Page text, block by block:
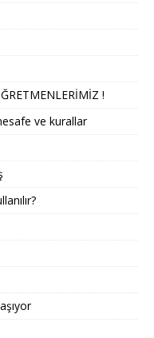
!
ve kurallar